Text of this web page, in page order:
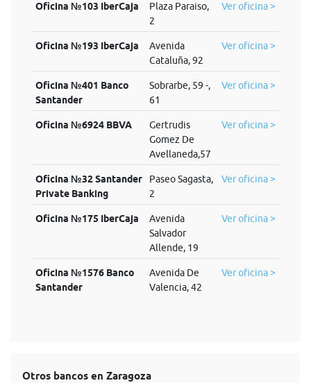
Oficina №103 IberCaja
Plaza Paraiso,
2
Ver oficina >
Oficina №193 IberCaja
Avenida
Cataluña, 92
Ver oficina >
Oficina №401 Banco
Santander
Sobrarbe, 59 -,
61
Ver oficina >
Oficina №6924 BBVA
Gertrudis
Gomez De
Avellaneda,57
Ver oficina >
Oficina №32 Santander
Private Banking
Paseo Sagasta,
2
Ver oficina >
Oficina №175 IberCaja
Avenida
Salvador
Allende, 19
Ver oficina >
Oficina №1576 Banco
Santander
Avenida De
Valencia, 42
Ver oficina >
Otros bancos en Zaragoza